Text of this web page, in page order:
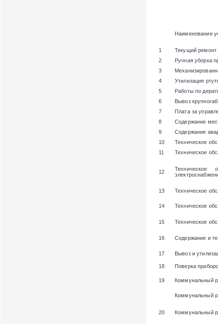
Наименование
1
Текущий ремонт
2
Ручная уборка
3
4
Утилизация
5
Работы по
6
Вывоз
7
Плата за
8
Содержание
9
Содержание
10
Техническое
11
Техническое
12
Техническое
13 Техническое
14 Техническое
15 Техническое
16 Содержание и
17 Вывоз и
18 Поверка
19 Коммунальный
Коммунальный
20 Коммунальный